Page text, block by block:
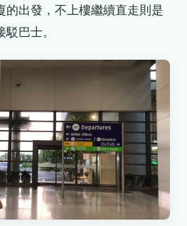
的出發，不上樓繼續直走則是
巴士。